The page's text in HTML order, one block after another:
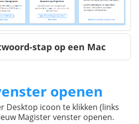
stap op een Mac
openen
Desktop icoon te klikken (links
Magister venster openen.